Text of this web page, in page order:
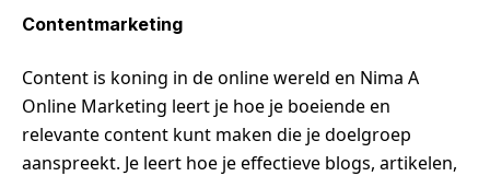
Contentmarketing
Content is koning in de online wereld en Nima A
Online Marketing leert je hoe je boeiende en
relevante content kunt maken die je doelgroep
aanspreekt. Je leert hoe je effectieve blogs, artikelen,